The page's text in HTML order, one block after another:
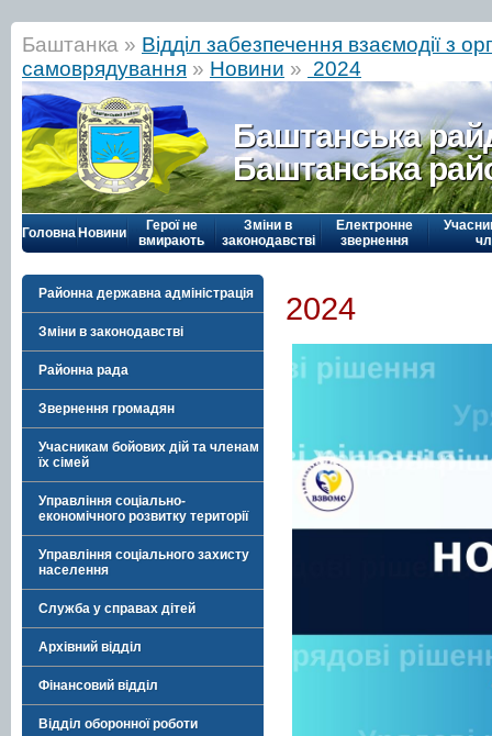
Баштанка » Відділ забезпечення взаємодії з
самоврядування » Новини » 2024
Баштанська
Баштанська
Головна Новини
Герої не
вмирають
Зміни в
законодавстві
Електронне
звернення
Районна державна адміністрація
Зміни в законодавстві
Районна рада
Звернення громадян
Учасникам бойових дій та членам
їх сімей
Управління соціально-
економічного розвитку території
Управління соціального захисту
населення
Служба у справах дітей
Архівний відділ
Фінансовий відділ
Відділ оборонної роботи
2024